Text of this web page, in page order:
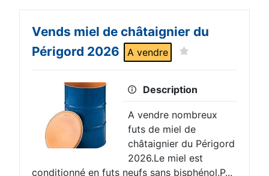
Vends miel de châtaignier du
Périgord 2026
A vendre
Description
A vendre nombreux
futs de miel de
châtaignier du Périgord
2026.Le miel est
conditionné en futs neufs sans bisphénol.P...